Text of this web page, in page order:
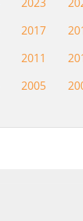
2017
2011
2005